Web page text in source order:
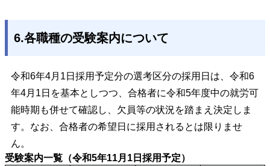
6.各職種の受験案内について
令和6年4月1日採用予定分の選考区分の採用日は、令和6
年4月1日を基本としつつ、合格者に令和5年度中の就労可
能時期も併せて確認し、欠員等の状況を踏まえ決定しま
す。なお、合格者の希望日に採用されるとは限りませ
ん。
受験案内一覧（令和5年11月1日採用予定）